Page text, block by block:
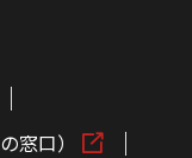
窓口）